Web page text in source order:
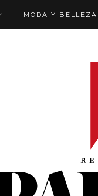
MODA Y BELLEZA